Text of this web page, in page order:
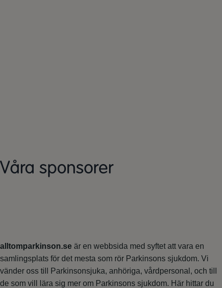
Våra sponsorer
alltomparkinson.se är en webbsida med syftet att vara en
samlingsplats för det mesta som rör Parkinsons sjukdom. Vi
vänder oss till Parkinsonsjuka, anhöriga, vårdpersonal, och till
de som vill lära sig mer om Parkinsons sjukdom. Här hittar du